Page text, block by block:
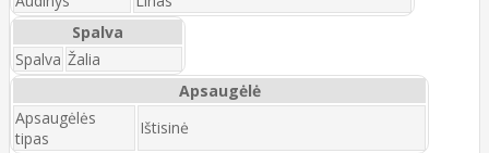
Spalva
Spalva Žalia
Apsaugėlė
Apsaugėlės
tipas
Ištisinė